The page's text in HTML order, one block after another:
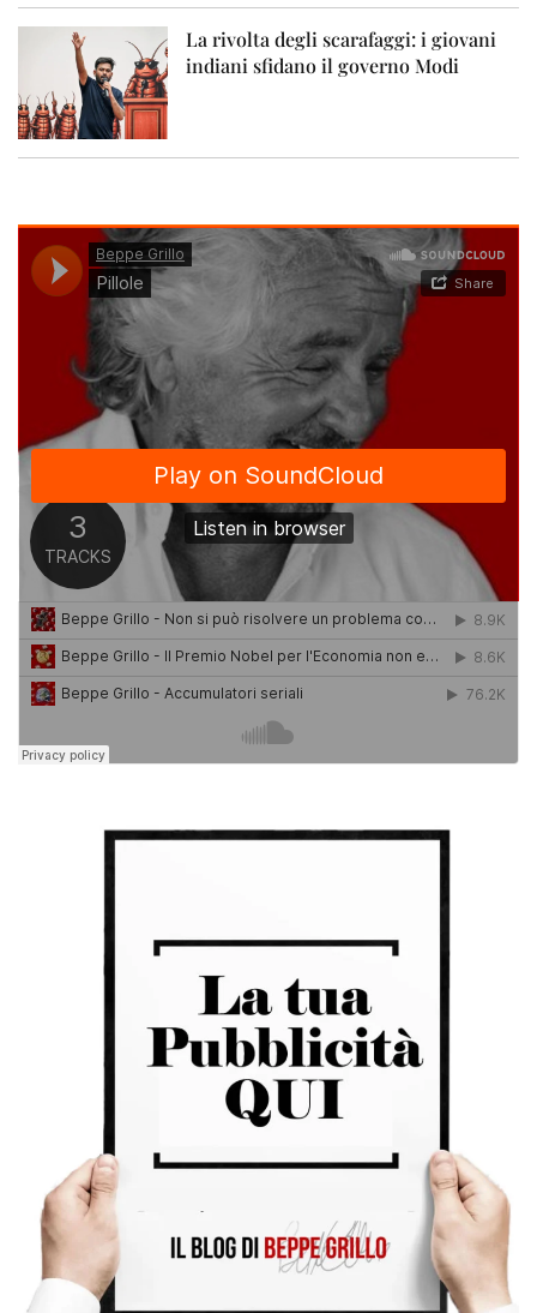
La rivolta degli scarafaggi: i giovani
indiani sfidano il governo Modi